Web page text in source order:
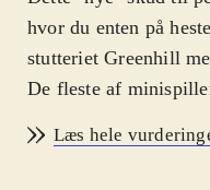
hvor du enten på
stutteriet Greenhill
De fleste af
hestepolo, frisbee og
Læs hele